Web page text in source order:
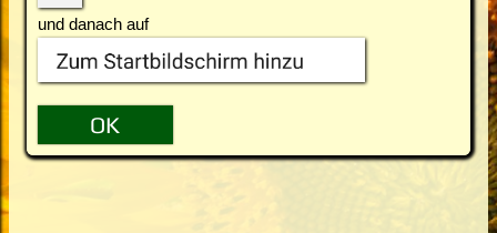
und danach auf